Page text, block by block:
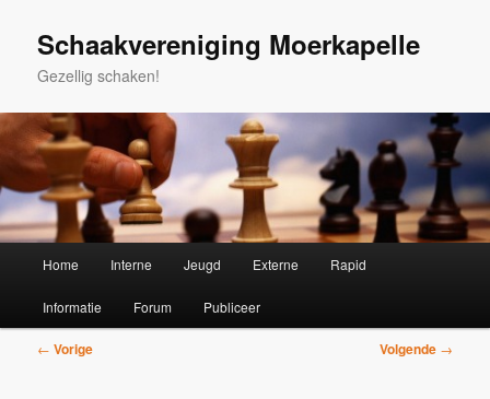
primaire
Schaakvereniging Moerkapelle
Gezellig schaken!
Home Interne Jeugd Externe Rapid
Informatie Forum Publiceer
Bericht
← Vorige Volgende →